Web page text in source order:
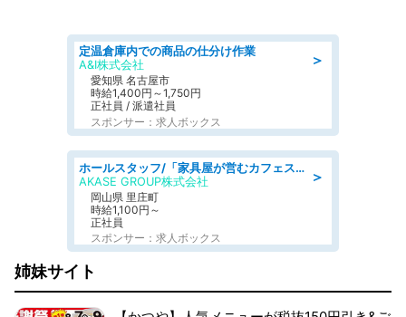
＞
定温倉庫内での商品の仕分け作業
A&I株式会社
愛知県 名古屋市
時給1,400円～1,750円
正社員 / 派遣社員
スポンサー：求人ボックス
＞
ホールスタッフ/「家具屋が営むカフェスタッフ!」週2日～OK!嬉しいまかない付き/岡山県/浅口郡里庄町
AKASE GROUP株式会社
岡山県 里庄町
時給1,100円～
正社員
スポンサー：求人ボックス
姉妹サイト